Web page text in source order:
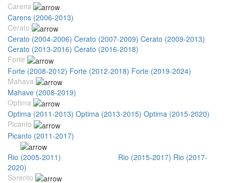
Carens
Carens (2006-2013)
Cerato
Cerato (2004-2006) Cerato (2007-2009) Cerato (2009-2013)
Cerato (2013-2016) Cerato (2016-2018)
Forte
Forte (2008-2012) Forte (2012-2018) Forte (2019-2024)
Mahava
Mahave (2008-2019)
Optima
Optima (2011-2013) Optima (2013-2015) Optima (2015-2020)
Picanto
Picanto (2011-2017)
Rio (2005-2011)
Rio (2015-2017) Rio (2017-
2020)
Sorento